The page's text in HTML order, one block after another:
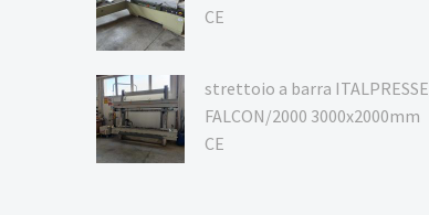
CE
strettoio a barra ITALPRESSE
FALCON/2000 3000x2000mm
CE